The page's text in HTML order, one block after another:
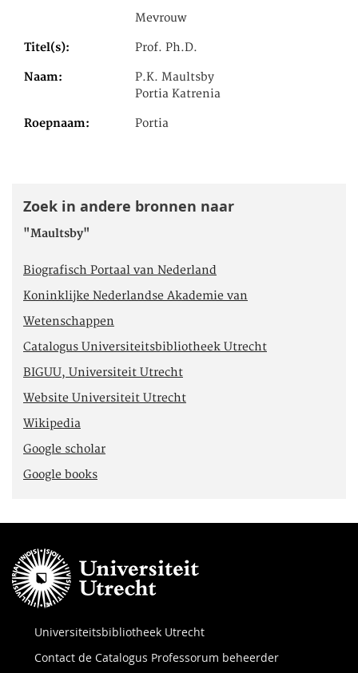
Mevrouw
Titel(s) Prof. Ph.D.
Naam
P.K. Maultsby
Portia Katrenia
Roepnaam Portia
Zoek in andere bronnen naar
"Maultsby"
Biografisch Portaal van Nederland
Koninklijke Nederlandse Akademie van
Wetenschappen
Catalogus Universiteitsbibliotheek Utrecht
BIGUU, Universiteit Utrecht
Website Universiteit Utrecht
Wikipedia
Google scholar
Google books
Universiteitsbibliotheek Utrecht
Contact de Catalogus Professorum beheerder